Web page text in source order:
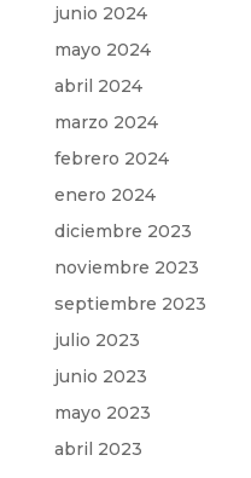
junio 2024
mayo 2024
abril 2024
marzo 2024
febrero 2024
enero 2024
diciembre 2023
noviembre 2023
septiembre 2023
julio 2023
junio 2023
mayo 2023
abril 2023